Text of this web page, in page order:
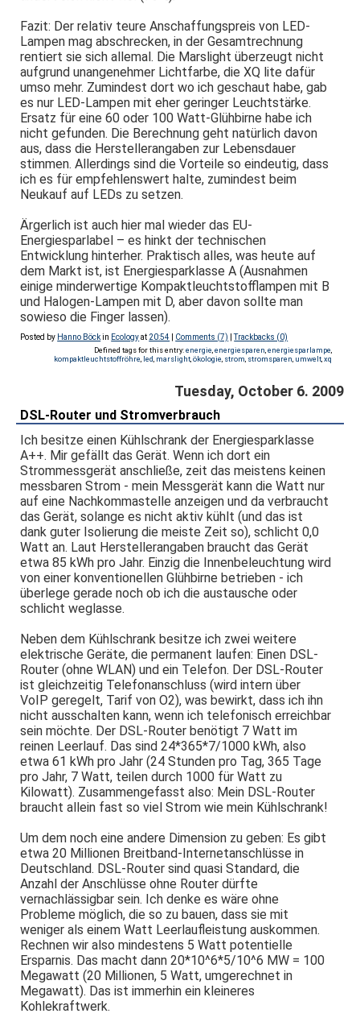
Fazit: Der relativ teure Anschaffungspreis von LED-
Lampen mag abschrecken, in der Gesamtrechnung
rentiert sie sich allemal. Die Marslight überzeugt nicht
aufgrund unangenehmer Lichtfarbe, die XQ lite dafür
umso mehr. Zumindest dort wo ich geschaut habe, gab
es nur LED-Lampen mit eher geringer Leuchtstärke.
Ersatz für eine 60 oder 100 Watt-Glühbirne habe ich
nicht gefunden. Die Berechnung geht natürlich davon
aus, dass die Herstellerangaben zur Lebensdauer
stimmen. Allerdings sind die Vorteile so eindeutig, dass
ich es für empfehlenswert halte, zumindest beim
Neukauf auf LEDs zu setzen.
Ärgerlich ist auch hier mal wieder das EU-
Energiesparlabel – es hinkt der technischen
Entwicklung hinterher. Praktisch alles, was heute auf
dem Markt ist, ist Energiesparklasse A (Ausnahmen
einige minderwertige Kompaktleuchtstofflampen mit B
und Halogen-Lampen mit D, aber davon sollte man
sowieso die Finger lassen).
Posted by Hanno Böckin Ecologyat 20:54 Comments (7) |Trackbacks (0)
Defined tags for this entry:energie energiesparen energiesparlampe
kompaktleuchtstoffröhre led marslight, ökologie strom stromsparen umwelt, xq
Tuesday, October 6. 2009
DSL-Router und Stromverbrauch
Ich besitze einen Kühlschrank der Energiesparklasse
A++. Mir gefällt das Gerät. Wenn ich dort ein
Strommessgerät anschließe, zeit das meistens keinen
messbaren Strom - mein Messgerät kann die Watt nur
auf eine Nachkommastelle anzeigen und da verbraucht
das Gerät, solange es nicht aktiv kühlt (und das ist
dank guter Isolierung die meiste Zeit so), schlicht 0,0
Watt an. Laut Herstellerangaben braucht das Gerät
etwa 85 kWh pro Jahr. Einzig die Innenbeleuchtung wird
von einer konventionellen Glühbirne betrieben - ich
überlege gerade noch ob ich die austausche oder
schlicht weglasse.
Neben dem Kühlschrank besitze ich zwei weitere
elektrische Geräte, die permanent laufen: Einen DSL-
Router (ohne WLAN) und ein Telefon. Der DSL-Router
ist gleichzeitig Telefonanschluss (wird intern über
VoIP geregelt, Tarif von O2), was bewirkt, dass ich ihn
nicht ausschalten kann, wenn ich telefonisch erreichbar
sein möchte. Der DSL-Router benötigt 7 Watt im
reinen Leerlauf. Das sind 24*365*7/1000 kWh, also
etwa 61 kWh pro Jahr (24 Stunden pro Tag, 365 Tage
pro Jahr, 7 Watt, teilen durch 1000 für Watt zu
Kilowatt). Zusammengefasst also: Mein DSL-Router
braucht allein fast so viel Strom wie mein Kühlschrank!
Um dem noch eine andere Dimension zu geben: Es gibt
etwa 20 Millionen Breitband-Internetanschlüsse in
Deutschland. DSL-Router sind quasi Standard, die
Anzahl der Anschlüsse ohne Router dürfte
vernachlässigbar sein. Ich denke es wäre ohne
Probleme möglich, die so zu bauen, dass sie mit
weniger als einem Watt Leerlaufleistung auskommen.
Rechnen wir also mindestens 5 Watt potentielle
Ersparnis. Das macht dann 20*10^6*5/10^6 MW = 100
Megawatt (20 Millionen, 5 Watt, umgerechnet in
Megawatt). Das ist immerhin ein kleineres
Kohlekraftwerk.